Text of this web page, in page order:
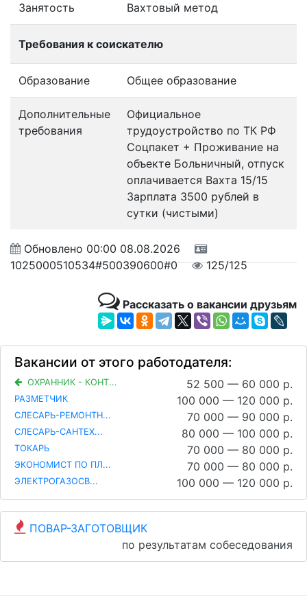
Занятость Вахтовый метод
Требования к соискателю
Образование Общее образование
Дополнительные
требования
Официальное
трудоустройство по ТК РФ
Соцпакет + Проживание на
объекте Больничный, отпуск
оплачивается Вахта 15/15
Зарплата 3500 рублей в
сутки (чистыми)
Обновлено 00:00 08.08.2026
1025000510534#500390600#0
125/125
Рассказать о вакансии друзьям
Вакансии от этого работодателя:
ОХРАННИК - КОНТ... 52 500 — 60 000 р.
РАЗМЕТЧИК 100 000 — 120 000 р.
СЛЕСАРЬ-РЕМОНТН... 70 000 — 90 000 р.
СЛЕСАРЬ-САНТЕХ... 80 000 — 100 000 р.
ТОКАРЬ 70 000 — 80 000 р.
ЭКОНОМИСТ ПО ПЛ... 70 000 — 80 000 р.
ЭЛЕКТРОГАЗОСВ... 100 000 — 120 000 р.
ПОВАР-ЗАГОТОВЩИК
по результатам собеседования